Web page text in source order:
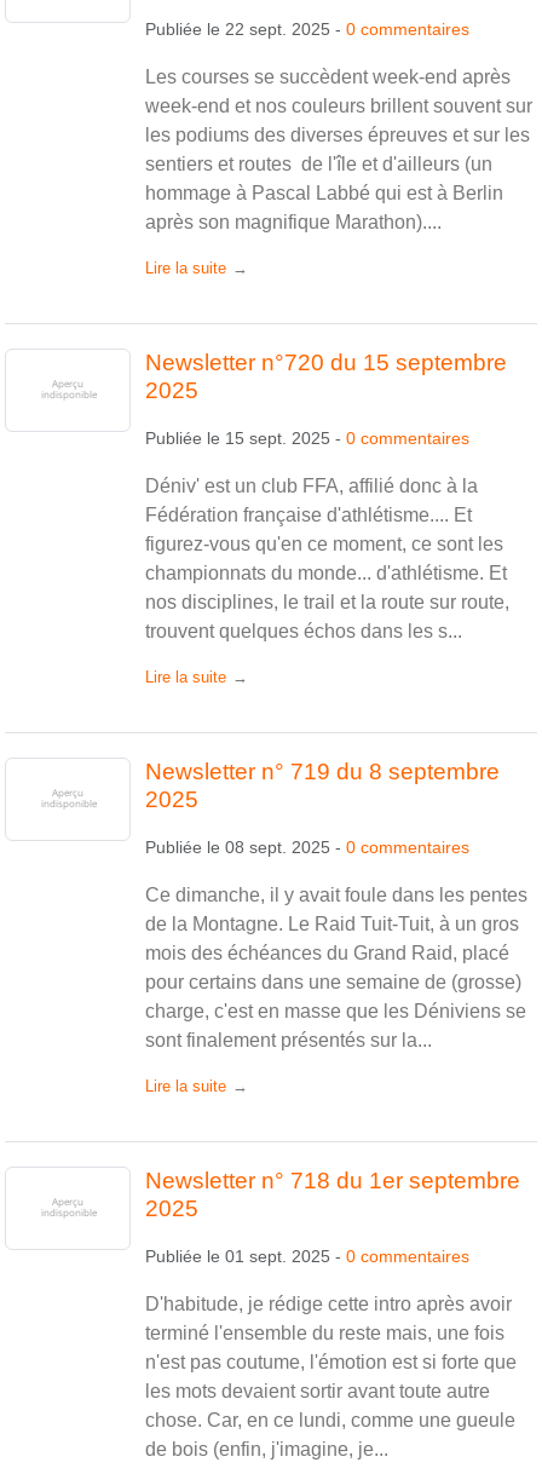
Publiée le 22 sept. 2025 - 0 commentaires
Les courses se succèdent week-end après
week-end et nos couleurs brillent souvent sur
les podiums des diverses épreuves et sur les
sentiers et routes de l'île et d'ailleurs (un
hommage à Pascal Labbé qui est à Berlin
après son magnifique Marathon)....
Lire la suite
Newsletter n°720 du 15 septembre
2025
Publiée le 15 sept. 2025 - 0 commentaires
Déniv' est un club FFA, affilié donc à la
Fédération française d'athlétisme.... Et
figurez-vous qu'en ce moment, ce sont les
championnats du monde... d'athlétisme. Et
nos disciplines, le trail et la route sur route,
trouvent quelques échos dans les s...
Lire la suite
Newsletter n° 719 du 8 septembre
2025
Publiée le 08 sept. 2025 - 0 commentaires
Ce dimanche, il y avait foule dans les pentes
de la Montagne. Le Raid Tuit-Tuit, à un gros
mois des échéances du Grand Raid, placé
pour certains dans une semaine de (grosse)
charge, c'est en masse que les Déniviens se
sont finalement présentés sur la...
Lire la suite
Newsletter n° 718 du 1er septembre
2025
Publiée le 01 sept. 2025 - 0 commentaires
D'habitude, je rédige cette intro après avoir
terminé l'ensemble du reste mais, une fois
n'est pas coutume, l'émotion est si forte que
les mots devaient sortir avant toute autre
chose. Car, en ce lundi, comme une gueule
de bois (enfin, j'imagine, je...